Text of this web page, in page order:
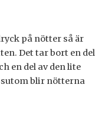
på nötter så är
Det tar bort en del
en del av den lite
blir nötterna